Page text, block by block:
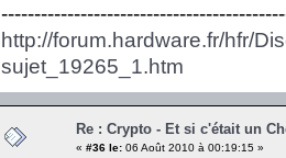
http://forum.hardware.fr/hfr/
sujet_19265_1.htm
Re : Crypto - Et si c'était un
« #36 le: 06 Août 2010 à 00:19:15 »